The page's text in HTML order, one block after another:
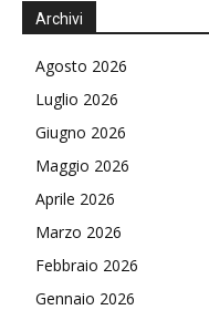
Archivi
Agosto 2026
Luglio 2026
Giugno 2026
Maggio 2026
Aprile 2026
Marzo 2026
Febbraio 2026
Gennaio 2026